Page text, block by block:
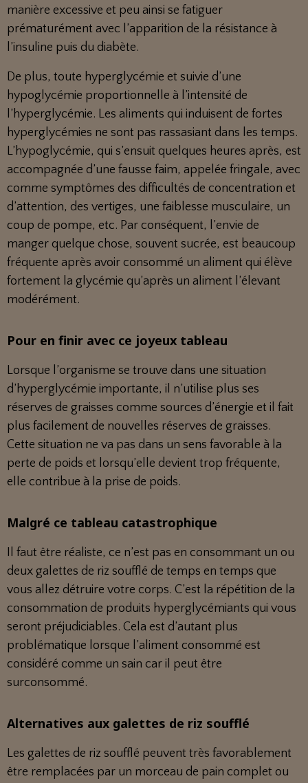
manière excessive et peu ainsi se fatiguer
prématurément avec l’apparition de la résistance à
l’insuline puis du diabète.
De plus, toute hyperglycémie et suivie d’une
hypoglycémie proportionnelle à l’intensité de
l’hyperglycémie. Les aliments qui induisent de fortes
hyperglycémies ne sont pas rassasiant dans les temps.
L’hypoglycémie, qui s’ensuit quelques heures après, est
accompagnée d’une fausse faim, appelée fringale, avec
comme symptômes des difficultés de concentration et
d’attention, des vertiges, une faiblesse musculaire, un
coup de pompe, etc. Par conséquent, l’envie de
manger quelque chose, souvent sucrée, est beaucoup
fréquente après avoir consommé un aliment qui élève
fortement la glycémie qu’après un aliment l’élevant
modérément.
Pour en finir avec ce joyeux tableau
Lorsque l’organisme se trouve dans une situation
d’hyperglycémie importante, il n’utilise plus ses
réserves de graisses comme sources d’énergie et il fait
plus facilement de nouvelles réserves de graisses.
Cette situation ne va pas dans un sens favorable à la
perte de poids et lorsqu’elle devient trop fréquente,
elle contribue à la prise de poids.
Malgré ce tableau catastrophique
Il faut être réaliste, ce n’est pas en consommant un ou
deux galettes de riz soufflé de temps en temps que
vous allez détruire votre corps. C’est la répétition de la
consommation de produits hyperglycémiants qui vous
seront préjudiciables. Cela est d’autant plus
problématique lorsque l’aliment consommé est
considéré comme un sain car il peut être
surconsommé.
Alternatives aux galettes de riz soufflé
Les galettes de riz soufflé peuvent très favorablement
être remplacées par un morceau de pain complet ou